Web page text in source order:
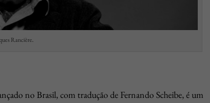
Rancière.
no Brasil, com tradução de Fernando Scheibe, é um